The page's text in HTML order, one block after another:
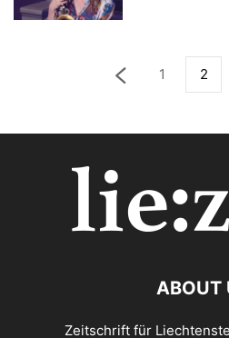
1 2
ABOUT
Zeitschrift für